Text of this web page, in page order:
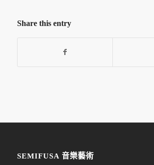
Share this entry
SEMIFUSA 音樂藝術